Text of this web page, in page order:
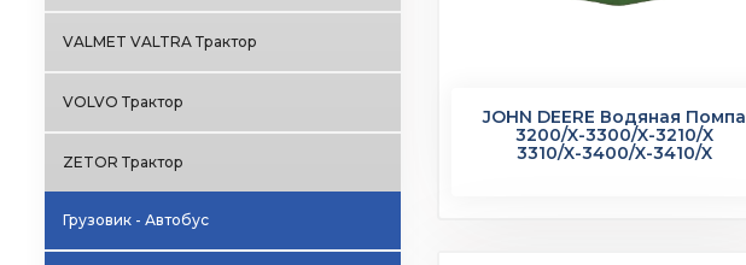
VALMET VALTRA Трактор
VOLVO Трактор
ZETOR Трактор
Грузовик - Автобус
JOHN DEERE Водяная Помпа
3200/X-3300/X-3210/X
3310/X-3400/X-3410/X